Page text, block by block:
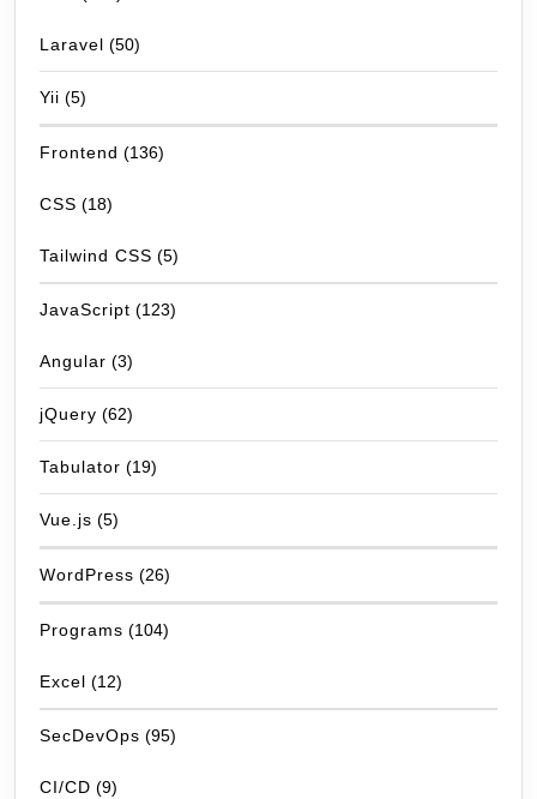
Laravel (50)
Yii (5)
Frontend (136)
CSS (18)
Tailwind CSS (5)
JavaScript (123)
Angular (3)
jQuery (62)
Tabulator (19)
Vue.js (5)
WordPress (26)
Programs (104)
Excel (12)
SecDevOps (95)
CI/CD (9)